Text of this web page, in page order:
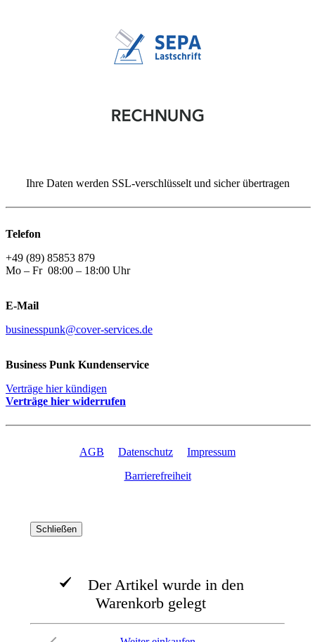
Ihre Daten werden SSL-verschlüsselt und sicher übertragen
Telefon
+49 (89) 85853 879
Mo – Fr 08:00 – 18:00 Uhr
E-Mail
businesspunk@cover-services.de
Business Punk Kundenservice
Verträge hier kündigen
Verträge hier widerrufen
AGB Datenschutz
Impressum
Barrierefreiheit
Schließen
Der Artikel wurde in den
Warenkorb gelegt